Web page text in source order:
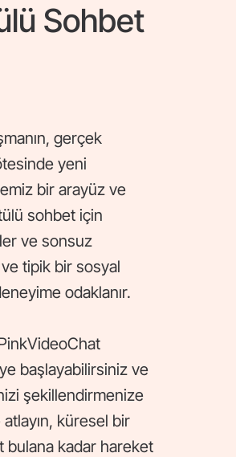
Sohbet
gerçek
yeni
bir arayüz ve
sohbet için
ve sonsuz
tipik bir sosyal
odaklanır.
başlayabilirsiniz ve
şekillendirmenize
atlayın, küresel bir
bulana kadar hareket